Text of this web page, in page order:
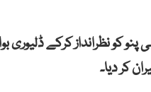
پنو کو نظرانداز کرکے ڈلیوری
کر دیا۔